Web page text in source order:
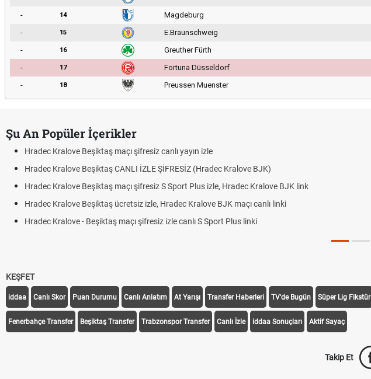
-
14 Magdeburg
-
15 E.Braunschweig
-
16 Greuther Fürth
-
17 Fortuna Düsseldorf
-
18 Preussen Muenster
Şu An Popüler İçerikler
Hradec Kralove Beşiktaş maçı şifresiz canlı yayın izle
Hradec Kralove Beşiktaş CANLI İZLE ŞİFRESİZ (Hradec Kralove BJK)
Hradec Kralove Beşiktaş maçı şifresiz S Sport Plus izle, Hradec Kralove BJK link
Hradec Kralove Beşiktaş ücretsiz izle, Hradec Kralove BJK maçı canlı linki
Hradec Kralove - Beşiktaş maçı şifresiz izle canlı S Sport Plus linki
KEŞFET
iddaa Canlı Skor Puan Durumu Canlı Anlatım At Yarışı Transfer Haberleri TV'de Bugün Süper Lig Fikstür
Fenerbahçe Transfer Beşiktaş Transfer Trabzonspor Transfer Canlı İzle iddaa Sonuçları Aktif Sayaç
Takip Et